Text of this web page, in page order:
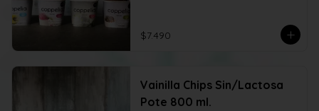
$7.490
Vainilla Chips Sin/Lactosa
Pote 800 ml.